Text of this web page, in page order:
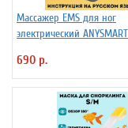
Массажер EMS для ног
электрический
690 р.